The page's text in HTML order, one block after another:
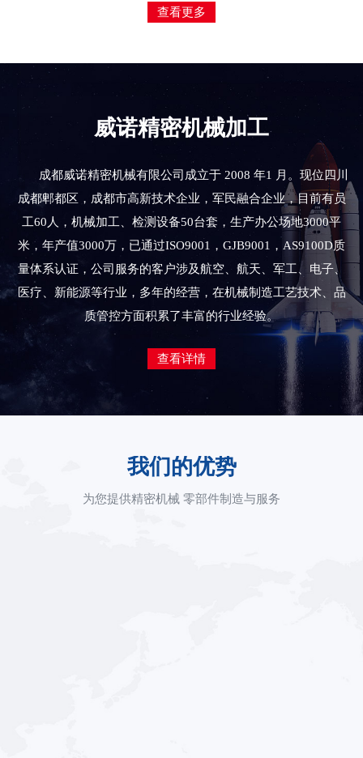
查看更多
威诺精密机械加工
成都威诺精密机械有限公司成立于 2008 年1 月。现位四川
成都郫都区，成都市高新技术企业，军民融合企业，目前有员
工60人，机械加工、检测设备50台套，生产办公场地3000平
米，年产值3000万，已通过ISO9001，GJB9001，AS9100D质
量体系认证，公司服务的客户涉及航空、航天、军工、电子、
医疗、新能源等行业，多年的经营，在机械制造工艺技术、品
质管控方面积累了丰富的行业经验。
查看详情
我们的优势
为您提供精密机械 零部件制造与服务